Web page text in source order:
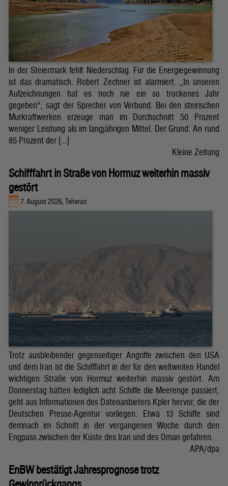
In der Steiermark fehlt Niederschlag. Für die Energiegewinnung
ist das dramatisch. Robert Zechner ist alarmiert. „In unseren
Aufzeichnungen hat es noch nie ein so trockenes Jahr
gegeben“, sagt der Sprecher von Verbund. Bei den steirischen
Murkraftwerken erzeuge man im Durchschnitt 50 Prozent
weniger Leistung als im langjährigen Mittel. Der Grund: An rund
85 Prozent der […]
Kleine Zeitung
Schifffahrt in Straße von Hormuz weiterhin massiv
gestört
7. August 2026, Teheran
Trotz ausbleibender gegenseitiger Angriffe zwischen den USA
und dem Iran ist die Schifffahrt in der für den weltweiten Handel
wichtigen Straße von Hormuz weiterhin massiv gestört. Am
Donnerstag hätten lediglich acht Schiffe die Meerenge passiert,
geht aus Informationen des Datenanbieters Kpler hervor, die der
Deutschen Presse-Agentur vorliegen. Etwa 13 Schiffe sind
demnach im Schnitt in der vergangenen Woche durch den
Engpass zwischen der Küste des Iran und des Oman gefahren.
APA/dpa
EnBW bestätigt Jahresprognose trotz